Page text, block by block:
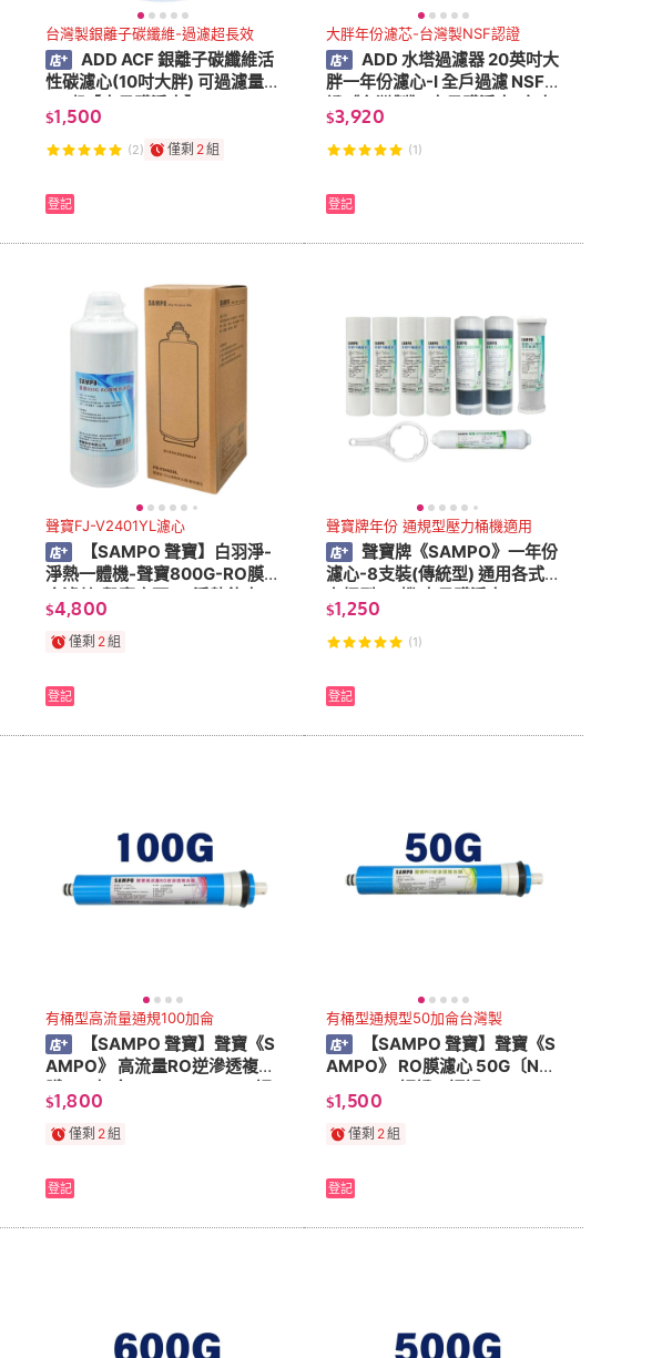
台灣製銀離子碳纖維-過濾超長效
ADD ACF 銀離子碳纖維活
性碳濾心(10吋大胖) 可過濾量2
00噸【水易購淨水】
$1,500
(2) 僅剩 2組
登記
大胖年份濾芯-台灣製NSF認證
ADD 水塔過濾器 20英吋大
胖一年份濾心-I 全戶過濾 NSF認
證《台灣製》 水易購淨水-安南
店
$3,920
(1)
登記
聲寶FJ-V2401YL濾心
【SAMPO 聲寶】白羽淨-
淨熱一體機-聲寶800G-RO膜複
合濾芯(聲寶廚下RO淨熱飲水
機-專用濾芯)FR-V2402DL
【水易購淨水】
$4,800
僅剩 2組
登記
聲寶牌年份 通規型壓力桶機適用
聲寶牌《SAMPO》一年份
濾心-8支裝(傳統型) 通用各式壓
力桶型RO機 水易購淨水
$1,250
(1)
登記
有桶型高流量通規100加侖
【SAMPO 聲寶】聲寶《S
AMPO》 高流量RO逆滲透複合
膜 100加侖﹝NSF ISO 9001認
證﹞NSF- 台灣製造 【水易購淨
水】
$1,800
僅剩 2組
登記
有桶型通規型50加侖台灣製
【SAMPO 聲寶】聲寶《S
AMPO》 RO膜濾心 50G〔NSF
ISO 9001認證﹞通過NSF-58
認證 台灣製造 【水易購淨水】
$1,500
僅剩 2組
登記